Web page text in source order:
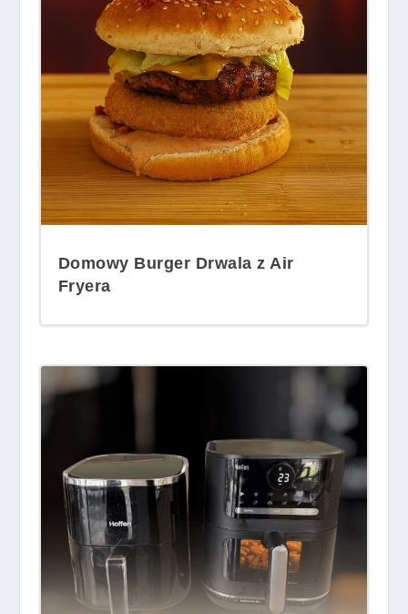
Domowy Burger Drwala z Air
Fryera